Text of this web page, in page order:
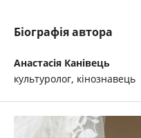
Біографія автора
Анастасія Канівець
культуролог, кінознавець